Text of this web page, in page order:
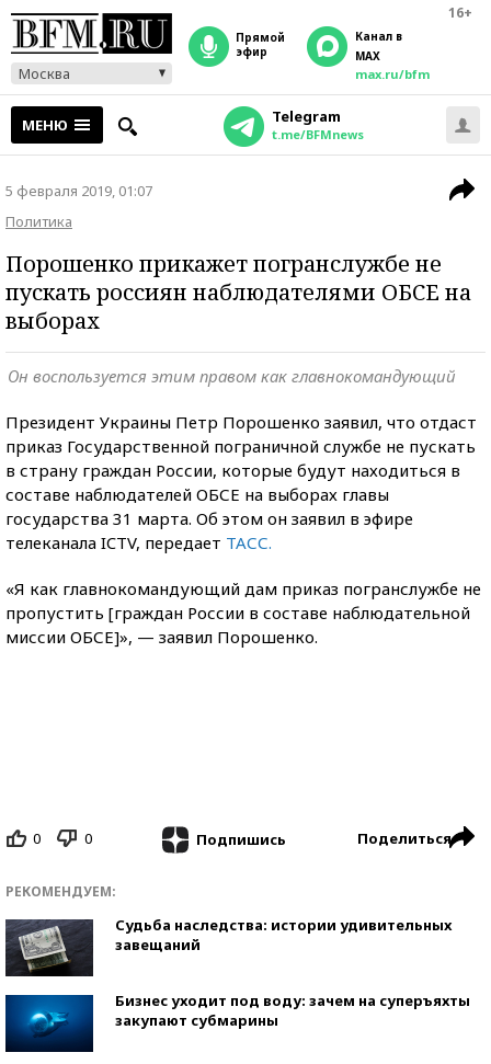
16+
Москва
прямой
эфир
Канал в
MAX
max.ru/bfm
МЕНЮ Telegram
t.me/BFMnews
5 февраля 2019, 01:07
Политика
Порошенко прикажет погранслужбе не
пускать россиян наблюдателями ОБСЕ на
выборах
Он воспользуется этим правом как главнокомандующий
Президент Украины Петр Порошенко заявил, что отдаст
приказ Государственной пограничной службе не пускать
в страну граждан России, которые будут находиться в
составе наблюдателей ОБСЕ на выборах главы
государства 31 марта. Об этом он заявил в эфире
телеканала ICTV, передает ТАСС.
«Я как главнокомандующий дам приказ погранслужбе не
пропустить [граждан России в составе наблюдательной
миссии ОБСЕ]», — заявил Порошенко.
0 0 Подпишись Поделиться
РЕКОМЕНДУЕМ:
Судьба наследства: истории удивительных
завещаний
Бизнес уходит под воду: зачем на суперъяхты
закупают субмарины